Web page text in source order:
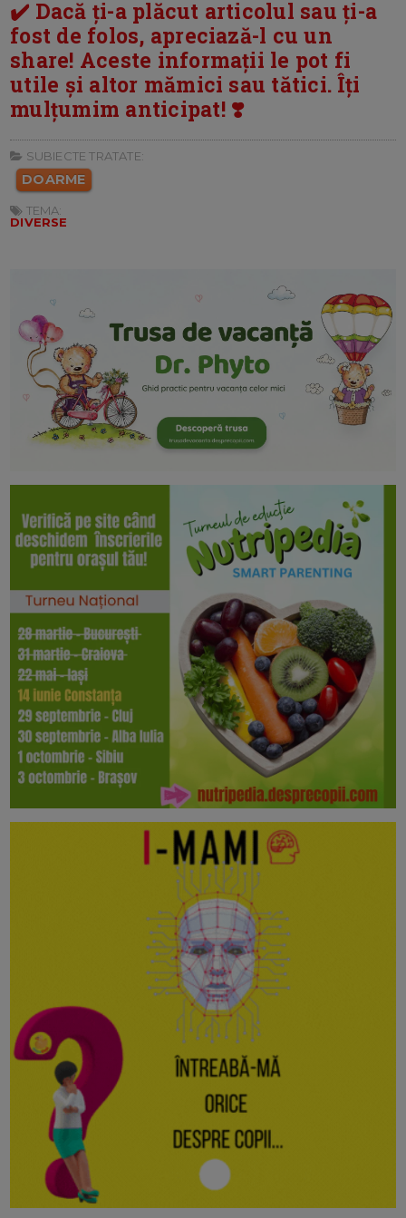
✔️ Dacă ți-a plăcut articolul sau ți-a
fost de folos, apreciază-l cu un
share! Aceste informații le pot fi
utile și altor mămici sau tătici. Îți
mulțumim anticipat! ❣️
SUBIECTE TRATATE:
DOARME
TEMA:
DIVERSE